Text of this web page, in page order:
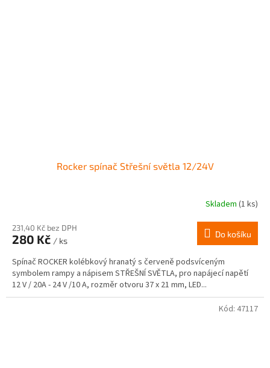
Rocker spínač Střešní světla 12/24V
Skladem (1 ks)
231,40 Kč bez DPH
280 Kč / ks
Do košíku
Spínač ROCKER kolébkový hranatý s červeně podsvíceným
symbolem rampy a nápisem STŘEŠNÍ SVĚTLA, pro napájecí napětí
12 V / 20A - 24 V /10 A, rozměr otvoru 37 x 21 mm, LED...
Kód: 47117